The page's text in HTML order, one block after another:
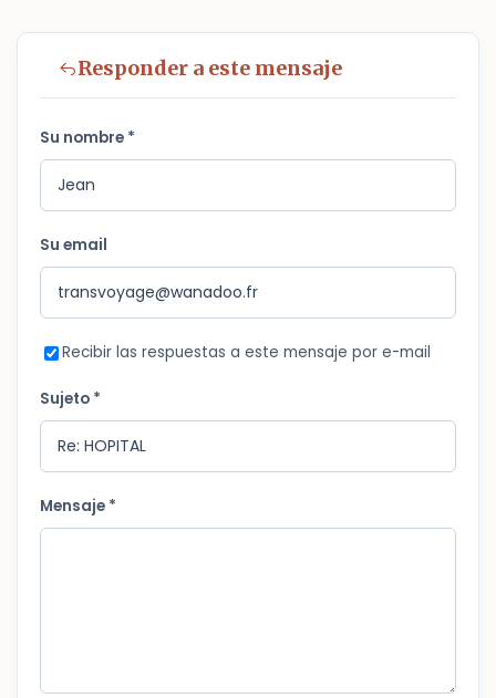
Responder a este mensaje
Su nombre *
Su email
Recibir las respuestas a este mensaje por e-mail
Sujeto *
Mensaje *